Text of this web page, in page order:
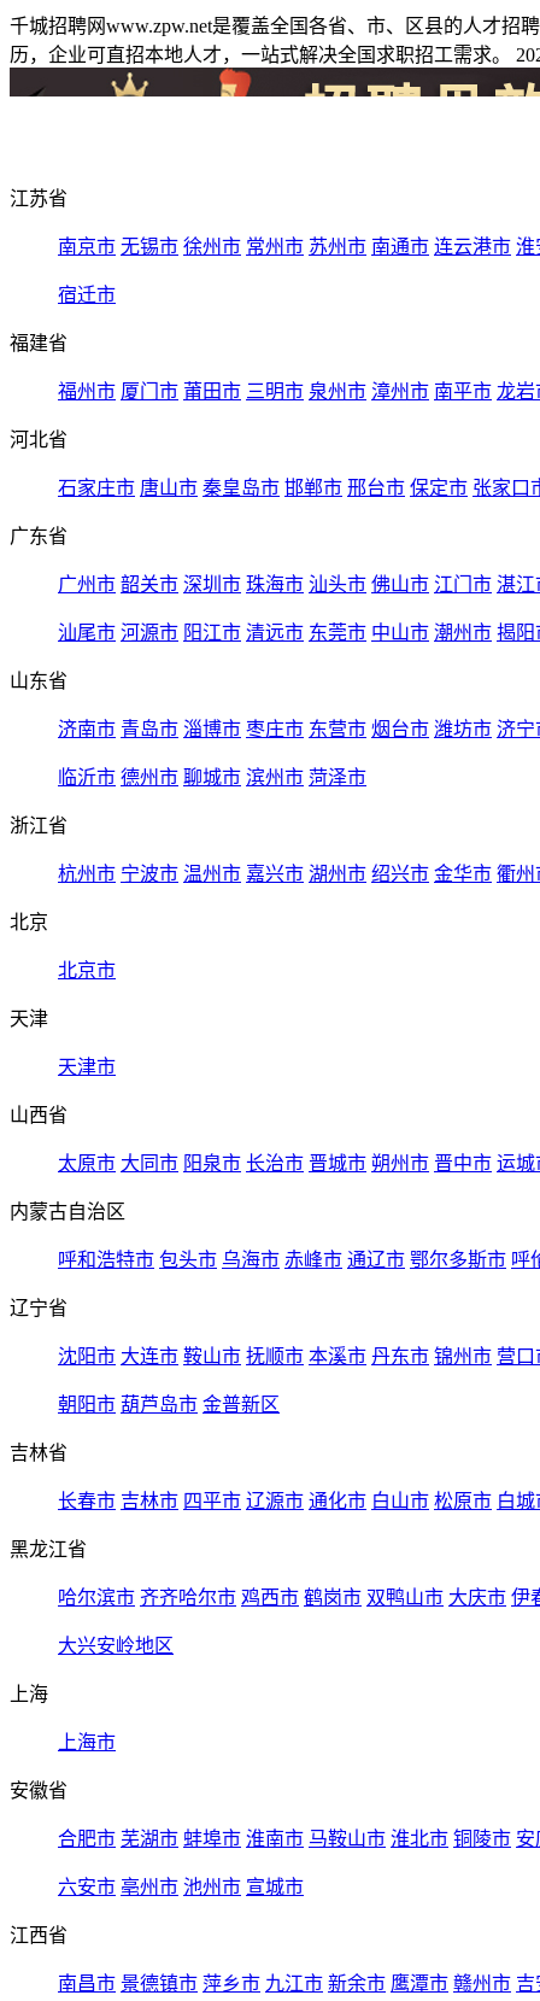
千城招聘网www.zpw.net是覆盖全国各省、市、区县的人才
历，企业可直招本地人才，一站式解决全国求职招工需求。
江苏省
南京市 无锡市 徐州市 常州市 苏州市 南通市 连云港市 淮
宿迁市
福建省
福州市 厦门市 莆田市 三明市 泉州市 漳州市 南平市 龙岩
河北省
石家庄市 唐山市 秦皇岛市 邯郸市 邢台市 保定市 张家口
广东省
广州市 韶关市 深圳市 珠海市 汕头市 佛山市 江门市 湛江
汕尾市 河源市 阳江市 清远市 东莞市 中山市 潮州市 揭阳
山东省
济南市 青岛市 淄博市 枣庄市 东营市 烟台市 潍坊市 济宁
临沂市 德州市 聊城市 滨州市 菏泽市
浙江省
杭州市 宁波市 温州市 嘉兴市 湖州市 绍兴市 金华市 衢州
北京
北京市
天津
天津市
山西省
太原市 大同市 阳泉市 长治市 晋城市 朔州市 晋中市 运城
内蒙古自治区
呼和浩特市 包头市 乌海市 赤峰市 通辽市 鄂尔多斯市 呼
辽宁省
沈阳市 大连市 鞍山市 抚顺市 本溪市 丹东市 锦州市 营口
朝阳市 葫芦岛市 金普新区
吉林省
长春市 吉林市 四平市 辽源市 通化市 白山市 松原市 白城
黑龙江省
哈尔滨市 齐齐哈尔市 鸡西市 鹤岗市 双鸭山市 大庆市 伊
大兴安岭地区
上海
上海市
安徽省
合肥市 芜湖市 蚌埠市 淮南市 马鞍山市 淮北市 铜陵市 安
六安市 亳州市 池州市 宣城市
江西省
南昌市 景德镇市 萍乡市 九江市 新余市 鹰潭市 赣州市 吉